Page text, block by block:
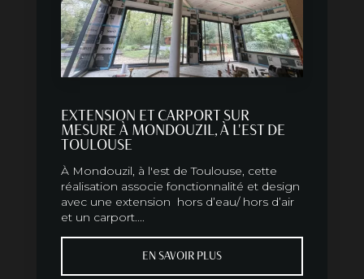
EXTENSION ET CARPORT SUR
MESURE À MONDOUZIL, À L'EST DE
TOULOUSE
À Mondouzil, à l'est de Toulouse, cette
réalisation associe fonctionnalité et design
avec une extension hors d’eau/ hors d’air
et un carport....
EN SAVOIR PLUS